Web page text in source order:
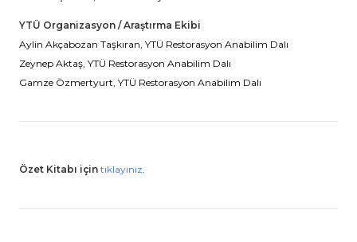
YTÜ Organizasyon / Araştırma Ekibi
Aylin Akçabozan Taşkıran, YTÜ Restorasyon Anabilim Dalı
Zeynep Aktaş, YTÜ Restorasyon Anabilim Dalı
Gamze Özmertyurt, YTÜ Restorasyon Anabilim Dalı
Özet Kitabı için tıklayınız.